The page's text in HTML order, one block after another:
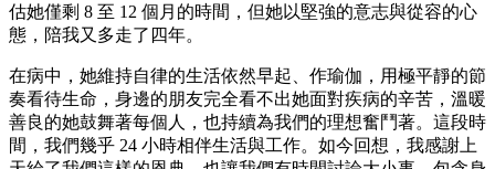
估她僅剩 8 ⾄ 12 個⽉的時間，但她以堅強的意志與從容的⼼
態，陪我⼜多走了四年。
在病中，她維持⾃律的⽣活依然早起、作瑜伽，⽤極平靜的節
奏看待⽣命，⾝邊的朋友完全看不出她⾯對疾病的辛苦，溫暖
善良的她⿎舞著每個⼈，也持續為我們的理想奮⾾著。這段時
間，我們幾乎 24 ⼩時相伴⽣活與⼯作。如今回想，我感謝上